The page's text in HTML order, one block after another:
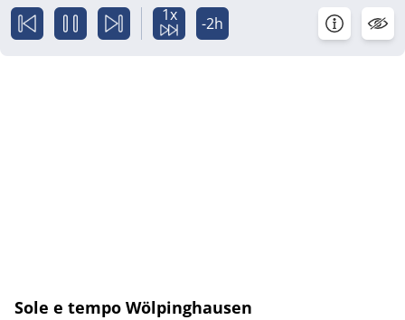
1x -2h
Sole e tempo Wölpinghausen